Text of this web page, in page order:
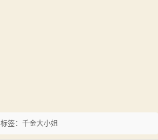
标签：千金大小姐